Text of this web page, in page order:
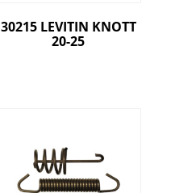
30215 LEVITIN KNOTT
20-25